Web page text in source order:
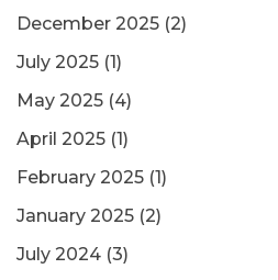
December 2025 (2)
July 2025 (1)
May 2025 (4)
April 2025 (1)
February 2025 (1)
January 2025 (2)
July 2024 (3)